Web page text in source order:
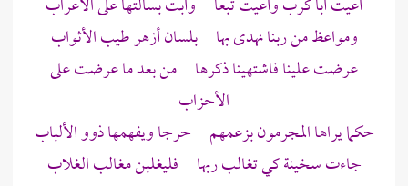
ومواعظ من ربنا نهدى بها بلسان أزهر طيب الأثواب
عرضت علينا فاشتهينا ذكرها من بعد ما عرضت على
الأحزاب
حكما يراها المجرمون بزعمهم حرجا ويفهمها ذوو الألباب
جاءتسخينةكي تغالب ربها فليغلبن مغالب الغلاب